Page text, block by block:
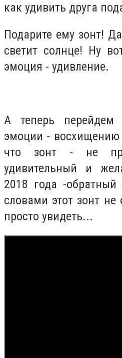
как удивить друга
Подарите ему зонт!
светит солнце! Ну
эмоция - удивление.
А теперь
эмоции - восхищению
что зонт - не
удивительный и
2018 года -обратный
словами этот зонт не
просто увидеть...